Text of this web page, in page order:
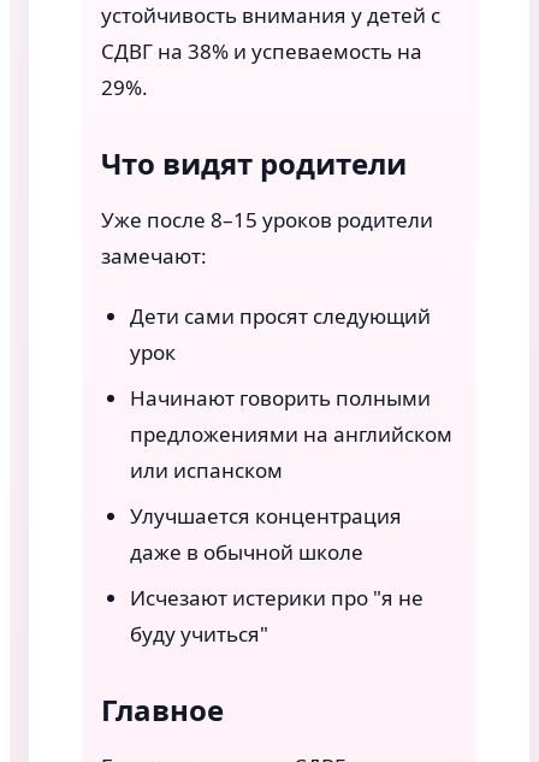
устойчивость внимания у детей с
СДВГ на 38% и успеваемость на
29%.
Что видят родители
Уже после 8–15 уроков родители
замечают:
Дети сами просят следующий
урок
Начинают говорить полными
предложениями на английском
или испанском
Улучшается концентрация
даже в обычной школе
Исчезают истерики про "я не
буду учиться"
Главное